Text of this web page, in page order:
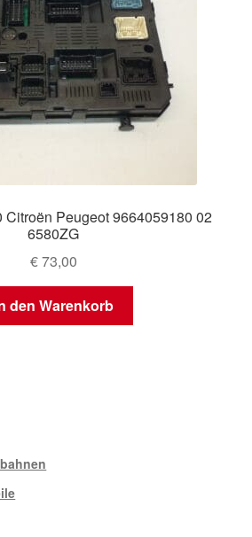
Citroën Peugeot 9664059180 02
6580ZG
€73,00
den Warenkorb